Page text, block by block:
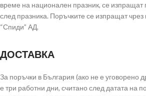
време на национален празник, се изпращат
след празника. Поръчките се изпращат
“Спиди” АД.
ДОСТАВКА
За поръчки в България (ако не е уговорено
е три работни дни, считано след датата на